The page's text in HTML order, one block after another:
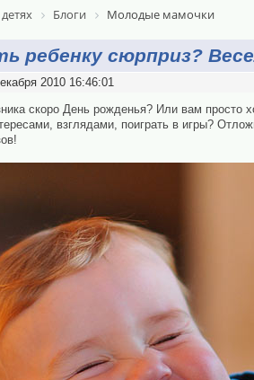
Блоги Молодые мамочки
ребенку сюрприз?
2010 16:46:01
скоро День рожденья? Или вам просто
взглядами, поиграть в игры?